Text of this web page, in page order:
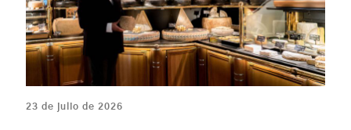
23 de julio de 2026